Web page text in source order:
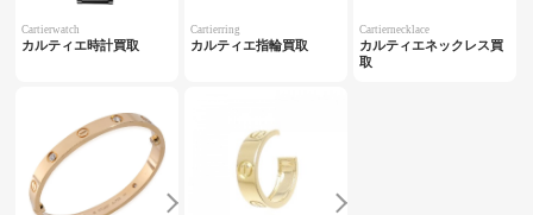
Cartierwatch
カルティエ時計買取
Cartierring
カルティエ指輪買取
Cartiernecklace
カルティエネックレス買
取